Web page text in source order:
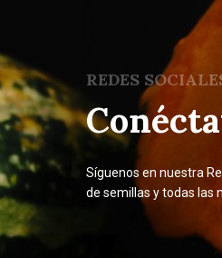
REDES
Síguenos en nuestra
de semillas y todas las